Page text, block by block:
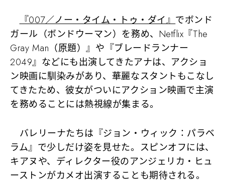
『007／ノー・タイム・トゥ・ダイ』 でボンド
ガール（ボンドウーマン）を務め、Netflix『The
Gray Man（原題）』や『ブレードランナー
2049』などにも出演してきたアナは、アクショ
ン映画に馴染みがあり、華麗なスタントもこなし
てきたため、彼女がついにアクション映画で主演
を務めることには熱視線が集まる。
バレリーナたちは『ジョン・ウィック：パラベ
ラム』で少しだけ姿を見せた。スピンオフには、
キアヌや、ディレクター役のアンジェリカ・ヒュ
ーストンがカメオ出演することも期待される。